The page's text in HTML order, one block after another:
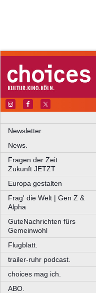
Newsletter.
News.
Fragen der Zeit
Zukunft JETZT
Europa gestalten
Frag' die Welt | Gen Z &
Alpha
GuteNachrichten fürs
Gemeinwohl
Flugblatt.
trailer-ruhr podcast.
choices mag ich.
ABO.